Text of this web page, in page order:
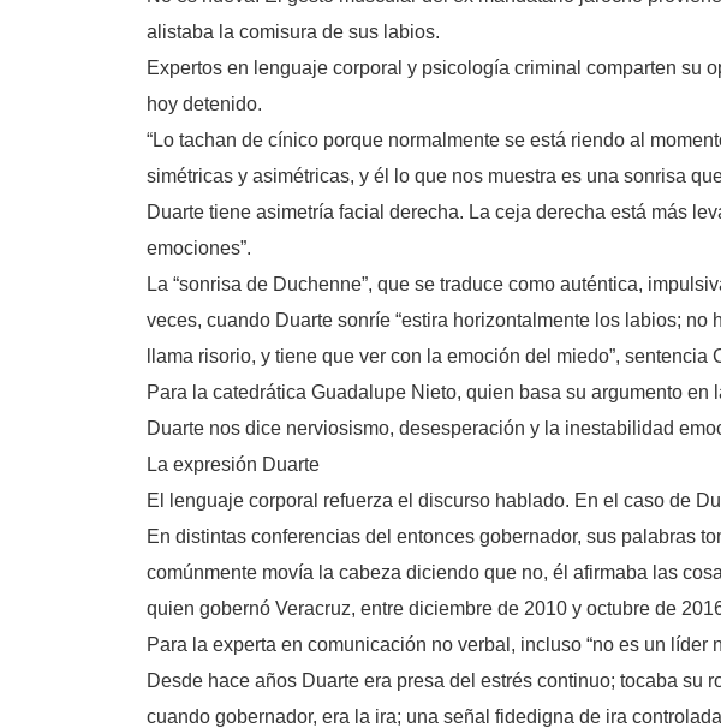
alistaba la comisura de sus labios.
Expertos en lenguaje corporal y psicología criminal comparten su
hoy detenido.
“Lo tachan de cínico porque normalmente se está riendo al
simétricas y asimétricas, y él lo que nos muestra es una sonrisa
Duarte tiene asimetría facial derecha. La ceja derecha está más
emociones”.
La “sonrisa de Duchenne”, que se traduce como auténtica,
veces, cuando Duarte sonríe “estira horizontalmente los labios;
llama risorio, y tiene que ver con la emoción del miedo”, sentencia
Para la catedrática Guadalupe Nieto, quien basa su argumento
Duarte nos dice nerviosismo, desesperación y la inestabilidad
La expresión Duarte
El lenguaje corporal refuerza el discurso hablado. En el caso de
En distintas conferencias del entonces gobernador, sus palabras
comúnmente movía la cabeza diciendo que no, él afirmaba las
quien gobernó Veracruz, entre diciembre de 2010 y octubre de
Para la experta en comunicación no verbal, incluso “no es un
Desde hace años Duarte era presa del estrés continuo; tocaba su
cuando gobernador, era la ira; una señal fidedigna de ira